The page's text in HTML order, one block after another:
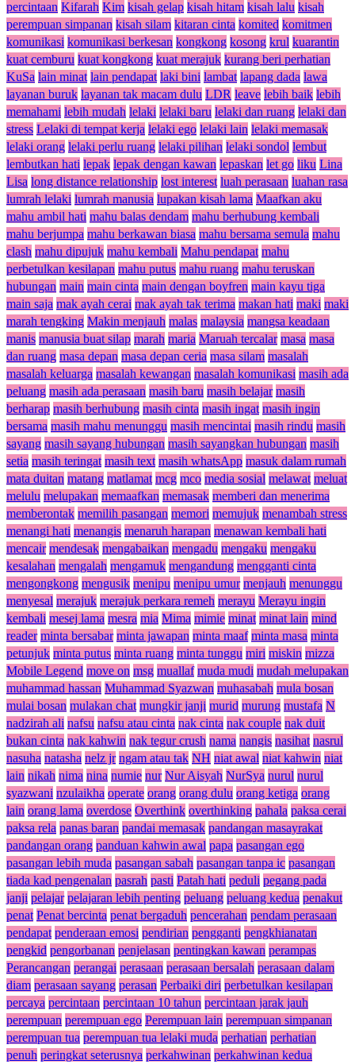
percintaan Kifarah Kim kisah gelap kisah hitam kisah lalu kisah
perempuan simpanan kisah silam kitaran cinta komited komitmen
komunikasi komunikasi berkesan kongkong kosong krul kuarantin
kuat cemburu kuat kongkong kuat merajuk kurang beri perhatian
KuSa lain minat lain pendapat laki bini lambat lapang dada lawa
layanan buruk layanan tak macam dulu LDR leave lebih baik lebih
memahami lebih mudah lelaki lelaki baru lelaki dan ruang lelaki dan
stress Lelaki di tempat kerja lelaki ego lelaki lain lelaki memasak
lelaki orang lelaki perlu ruang lelaki pilihan lelaki sondol lembut
lembutkan hati lepak lepak dengan kawan lepaskan let go liku Lina
Lisa long distance relationship lost interest luah perasaan luahan rasa
lumrah lelaki lumrah manusia lupakan kisah lama Maafkan aku
mahu ambil hati mahu balas dendam mahu berhubung kembali
mahu berjumpa mahu berkawan biasa mahu bersama semula mahu
clash mahu dipujuk mahu kembali Mahu pendapat mahu
perbetulkan kesilapan mahu putus mahu ruang mahu teruskan
hubungan main main cinta main dengan boyfren main kayu tiga
main saja mak ayah cerai mak ayah tak terima makan hati maki maki
marah tengking Makin menjauh malas malaysia mangsa keadaan
manis manusia buat silap marah maria Maruah tercalar masa masa
dan ruang masa depan masa depan ceria masa silam masalah
masalah keluarga masalah kewangan masalah komunikasi masih ada
peluang masih ada perasaan masih baru masih belajar masih
berharap masih berhubung masih cinta masih ingat masih ingin
bersama masih mahu menunggu masih mencintai masih rindu masih
sayang masih sayang hubungan masih sayangkan hubungan masih
setia masih teringat masih text masih whatsApp masuk dalam rumah
mata duitan matang matlamat mcg mco media sosial melawat meluat
melulu melupakan memaafkan memasak memberi dan menerima
memberontak memilih pasangan memori memujuk menambah stress
menangi hati menangis menaruh harapan menawan kembali hati
mencair mendesak mengabaikan mengadu mengaku mengaku
kesalahan mengalah mengamuk mengandung mengganti cinta
mengongkong mengusik menipu menipu umur menjauh menunggu
menyesal merajuk merajuk perkara remeh merayu Merayu ingin
kembali mesej lama mesra mia Mima mimie minat minat lain mind
reader minta bersabar minta jawapan minta maaf minta masa minta
petunjuk minta putus minta ruang minta tunggu miri miskin mizza
Mobile Legend move on msg muallaf muda mudi mudah melupakan
muhammad hassan Muhammad Syazwan muhasabah mula bosan
mulai bosan mulakan chat mungkir janji murid murung mustafa N
nadzirah ali nafsu nafsu atau cinta nak cinta nak couple nak duit
bukan cinta nak kahwin nak tegur crush nama nangis nasihat nasrul
nasuha natasha nelz jr ngam atau tak NH niat awal niat kahwin niat
lain nikah nima nina numie nur Nur Aisyah NurSya nurul nurul
syazwani nzulaikha operate orang orang dulu orang ketiga orang
lain orang lama overdose Overthink overthinking pahala paksa cerai
paksa rela panas baran pandai memasak pandangan masayrakat
pandangan orang panduan kahwin awal papa pasangan ego
pasangan lebih muda pasangan sabah pasangan tanpa ic pasangan
tiada kad pengenalan pasrah pasti Patah hati peduli pegang pada
janji pelajar pelajaran lebih penting peluang peluang kedua penakut
penat Penat bercinta penat bergaduh pencerahan pendam perasaan
pendapat penderaan emosi pendirian pengganti pengkhianatan
pengkid pengorbanan penjelasan pentingkan kawan perampas
Perancangan perangai perasaan perasaan bersalah perasaan dalam
diam perasaan sayang perasan Perbaiki diri perbetulkan kesilapan
percaya percintaan percintaan 10 tahun percintaan jarak jauh
perempuan perempuan ego Perempuan lain perempuan simpanan
perempuan tua perempuan tua lelaki muda perhatian perhatian
penuh peringkat seterusnya perkahwinan perkahwinan kedua